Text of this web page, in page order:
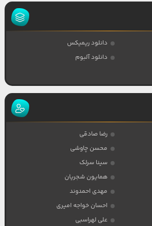
دانلود ریمیکس
دانلود آلبوم
رضا صادقی
محسن چاوشی
سینا سرلک
همایون شجریان
مهدی احمدوند
احسان خواجه امیری
علی لهراسبی